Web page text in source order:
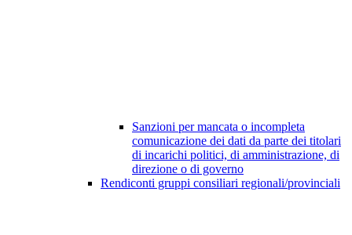
Sanzioni per mancata o incompleta
comunicazione dei dati da parte dei titolari
di incarichi politici, di amministrazione, di
direzione o di governo
Rendiconti gruppi consiliari regionali/provinciali